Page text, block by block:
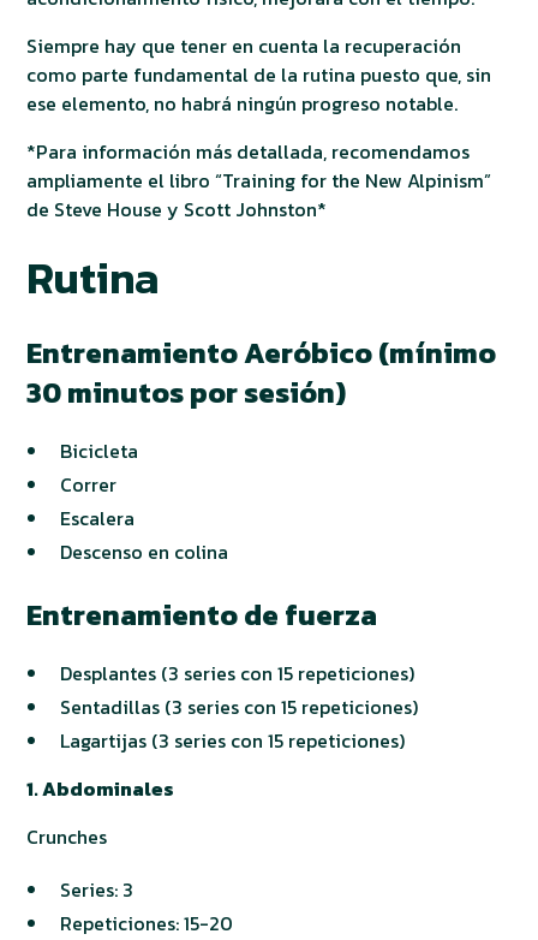
Siempre hay que tener en cuenta la recuperación
como parte fundamental de la rutina puesto que, sin
ese elemento, no habrá ningún progreso notable.
*Para información más detallada, recomendamos
ampliamente el libro “Training for the New Alpinism”
de Steve House y Scott Johnston*
Rutina
Entrenamiento Aeróbico (mínimo
30 minutos por sesión)
Bicicleta
Correr
Escalera
Descenso en colina
Entrenamiento de fuerza
Desplantes (3 series con 15 repeticiones)
Sentadillas (3 series con 15 repeticiones)
Lagartijas (3 series con 15 repeticiones)
1. Abdominales
Crunches
Series: 3
Repeticiones: 15-20